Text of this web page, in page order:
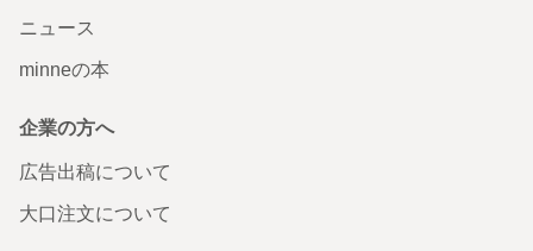
ニュース
minneの本
企業の方へ
広告出稿について
大口注文について